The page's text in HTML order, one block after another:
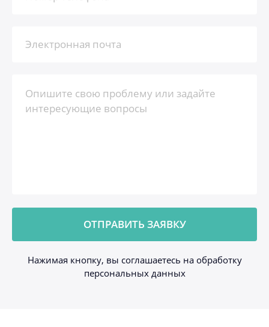
Нажимая кнопку, вы соглашаетесь на обработку
персональных данных